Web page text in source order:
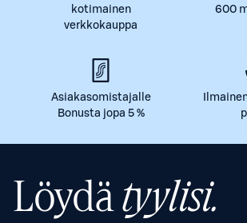
kotimainen
verkkokauppa
600
Asiakasomistajalle
Bonusta jopa 5 %
Löydätyylisi.